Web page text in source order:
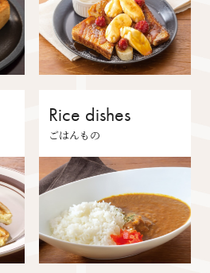
Rice dishes
ごはんもの